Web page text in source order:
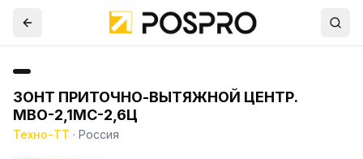
ЗОНТ ПРИТОЧНО-ВЫТЯЖНОЙ ЦЕНТР.
МВО-2,1МС-2,6Ц
Техно-ТТ · Россия